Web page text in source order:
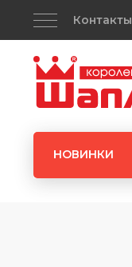
Контакты
НОВИНКИ